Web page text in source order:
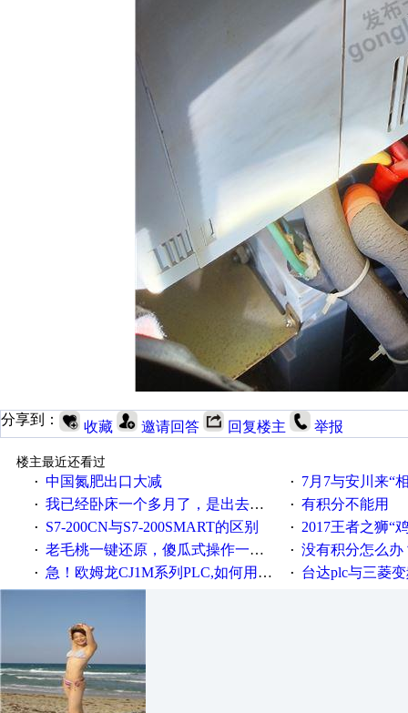
分享到： 收藏 邀请回答 回复楼主 举报
楼主最近还看过
· 中国氮肥出口大减 · 7月7与安川来“
· 我已经卧床一个多月了，是出去安装机械手在高速遭遇车祸所致:大家工作都要特别注意啊 · 有积分不能用
· S7-200CN与S7-200SMART的区别 · 2017王者之狮“鸡”情签到
· 老毛桃一键还原，傻瓜式操作一键轻松备份还原；程序为向导式安装，一键即可实现自动备份或还原系统。 · 没有积分怎么办
· 急！欧姆龙CJ1M系列PLC,如何用时间控制变频器。要求时间在组态王中可以自由输入！拜托各位大神了！ · 台达plc与三菱